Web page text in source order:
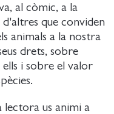
al còmic, a la
que conviden
animals a la nostra
drets, sobre
i sobre el valor
lectora us animi a